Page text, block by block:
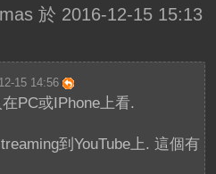
於 2016-12-15 15:13
15 14:56
PC或IPhone上看.
到YouTube上. 這個有